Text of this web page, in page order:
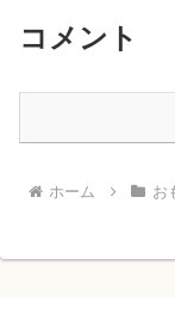
コメント
ホーム お